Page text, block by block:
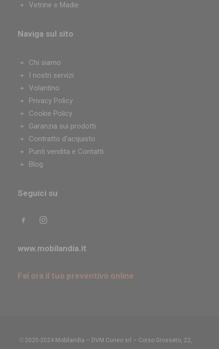
Arredamento Cameri
Arredamento Canelli
Arredamento Poirino
Arredamento Busca
Arredamento Cuorgnè
Arredamento Racconigi
Arredamento Castelletto sopra Ticino
Arredamento Castellamonte
Arredamento Boves
Arredamento San Maurizio Canavese
Arredamento Gassino Torinese
Arredamento Santhià
Arredamento Cherasco
Arredamento Pino Torinese
Arredamento Druento
Arredamento Sanremo
Vetrine e Madie
Naviga sul sito
Chi siamo
I nostri servizi
Volantino
Privacy Policy
Cookie Policy
Garanzia sui prodotti
Contratto d'acquisto
Punti vendita e Contatti
Blog
Seguici su
www.mobilandia.it
Fai ora il tuo preventivo online
2020-2024 Mobilandia – DVM Cuneo srl – Corso Grosseto, 22,